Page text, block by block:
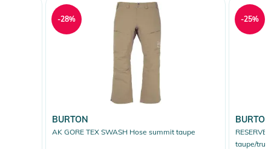
BURTON
AK GORE TEX SWASH Hose summit taupe
-28%
BURTON
taupe/
-25%